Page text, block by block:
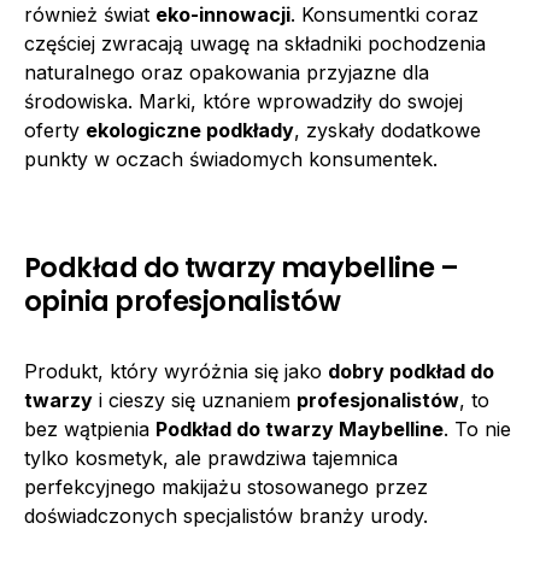
również świat eko-innowacji. Konsumentki coraz
częściej zwracają uwagę na składniki pochodzenia
naturalnego oraz opakowania przyjazne dla
środowiska. Marki, które wprowadziły do swojej
oferty ekologiczne podkłady, zyskały dodatkowe
punkty w oczach świadomych konsumentek.
Podkład do twarzy maybelline –
opinia profesjonalistów
Produkt, który wyróżnia się jako dobry podkład do
twarzy i cieszy się uznaniem profesjonalistów, to
bez wątpienia Podkład do twarzy Maybelline. To nie
tylko kosmetyk, ale prawdziwa tajemnica
perfekcyjnego makijażu stosowanego przez
doświadczonych specjalistów branży urody.